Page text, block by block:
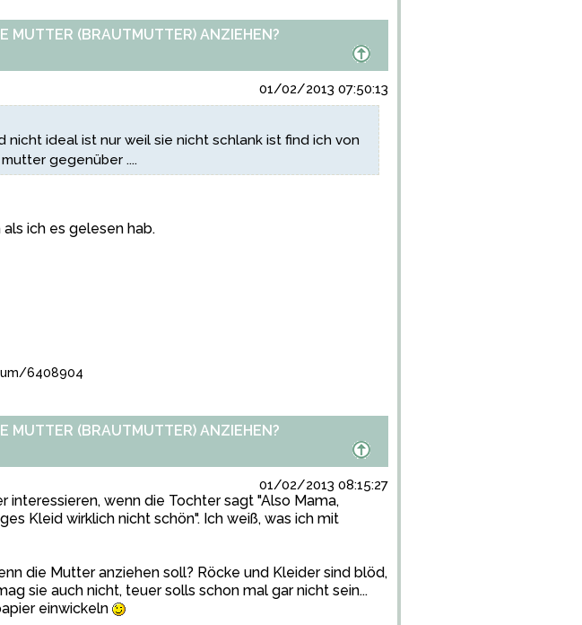
MUTTER (BRAUTMUTTER) ANZIEHEN?
01/02/2013 07:50:13
nicht ideal ist nur weil sie nicht schlank ist find ich von
gegenüber ....
ich es gelesen hab.
6408904
MUTTER (BRAUTMUTTER) ANZIEHEN?
01/02/2013 08:15:27
interessieren, wenn die Tochter sagt "Also Mama,
Kleid wirklich nicht schön". Ich weiß, was ich mit
die Mutter anziehen soll? Röcke und Kleider sind blöd,
sie auch nicht, teuer solls schon mal gar nicht sein...
einwickeln